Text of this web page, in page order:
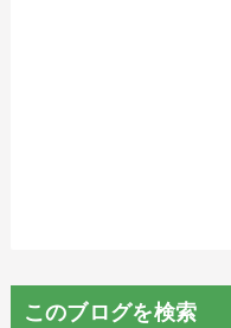
このブログを検索